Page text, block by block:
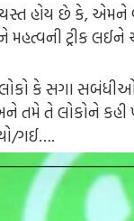
હોય છે કે,
મહત્વની ટ્રીક
કે સગા
તે લોકોને કહી
ગઈ….